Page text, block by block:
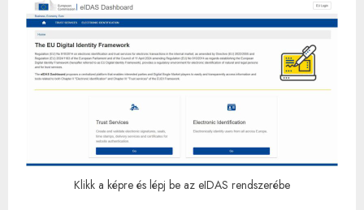
Klikk a képre és lépj be az eIDAS rendszerébe